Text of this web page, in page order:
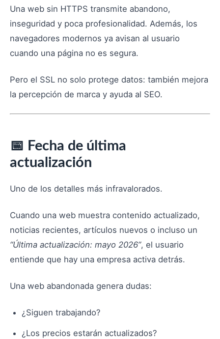
Una web sin HTTPS transmite abandono,
inseguridad y poca profesionalidad. Además, los
navegadores modernos ya avisan al usuario
cuando una página no es segura.
Pero el SSL no solo protege datos: también mejora
la percepción de marca y ayuda al SEO.
📅 Fecha de última
actualización
Uno de los detalles más infravalorados.
Cuando una web muestra contenido actualizado,
noticias recientes, artículos nuevos o incluso un
“Última actualización: mayo 2026”, el usuario
entiende que hay una empresa activa detrás.
Una web abandonada genera dudas:
¿Siguen trabajando?
¿Los precios estarán actualizados?